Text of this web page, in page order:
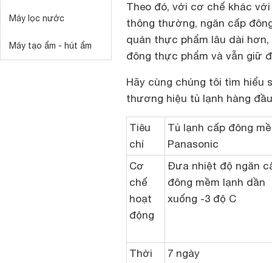
Máy lọc nước
Máy tạo ẩm - hút ẩm
Theo đó, với cơ chế khác
thông thường, ngăn cấp
quản thực phẩm lâu dài
đông thực phẩm và vẫn giữ
Hãy cùng chúng tôi tìm hiểu
thương hiệu tủ lạnh hàng
Tiêu
chí
Tủ lạnh cấp đông
Panasonic
Cơ
chế
hoạt
động
Đưa nhiệt độ ngăn
đông mềm lạnh dần
xuống -3 độ C
Thời
7 ngày